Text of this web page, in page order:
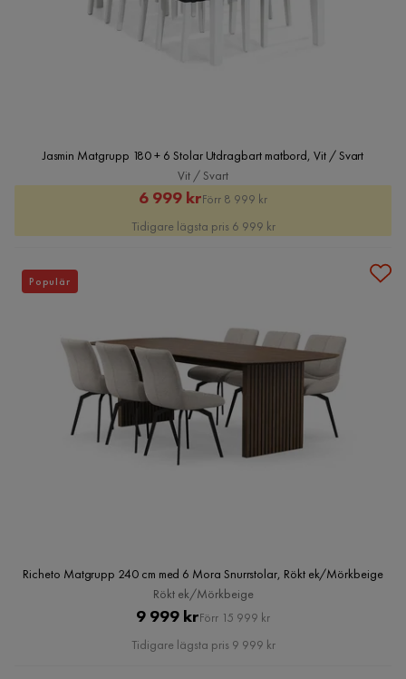
Jasmin Matgrupp 180 + 6 Stolar Utdragbart matbord, Vit / Svart
Vit / Svart
Rabatterat
Pris
6 999 krOriginal
Pris
Förr 8 999 kr
Tidigare lägsta pris 6 999 kr
Richeto Matgrupp 240 cm med 6 Mora Snurrstolar, Rökt ek/Mörkbeige
Rökt ek/Mörkbeige
Pris
9 999 krOriginal
Pris
Förr 15 999 kr
Tidigare lägsta pris 9 999 kr
Populär